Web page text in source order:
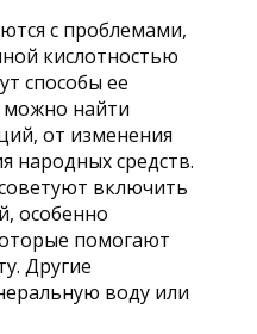
с проблемами,
кислотностью
способы ее
можно найти
от изменения
народных средств.
включить
особенно
помогают
Другие
воду или